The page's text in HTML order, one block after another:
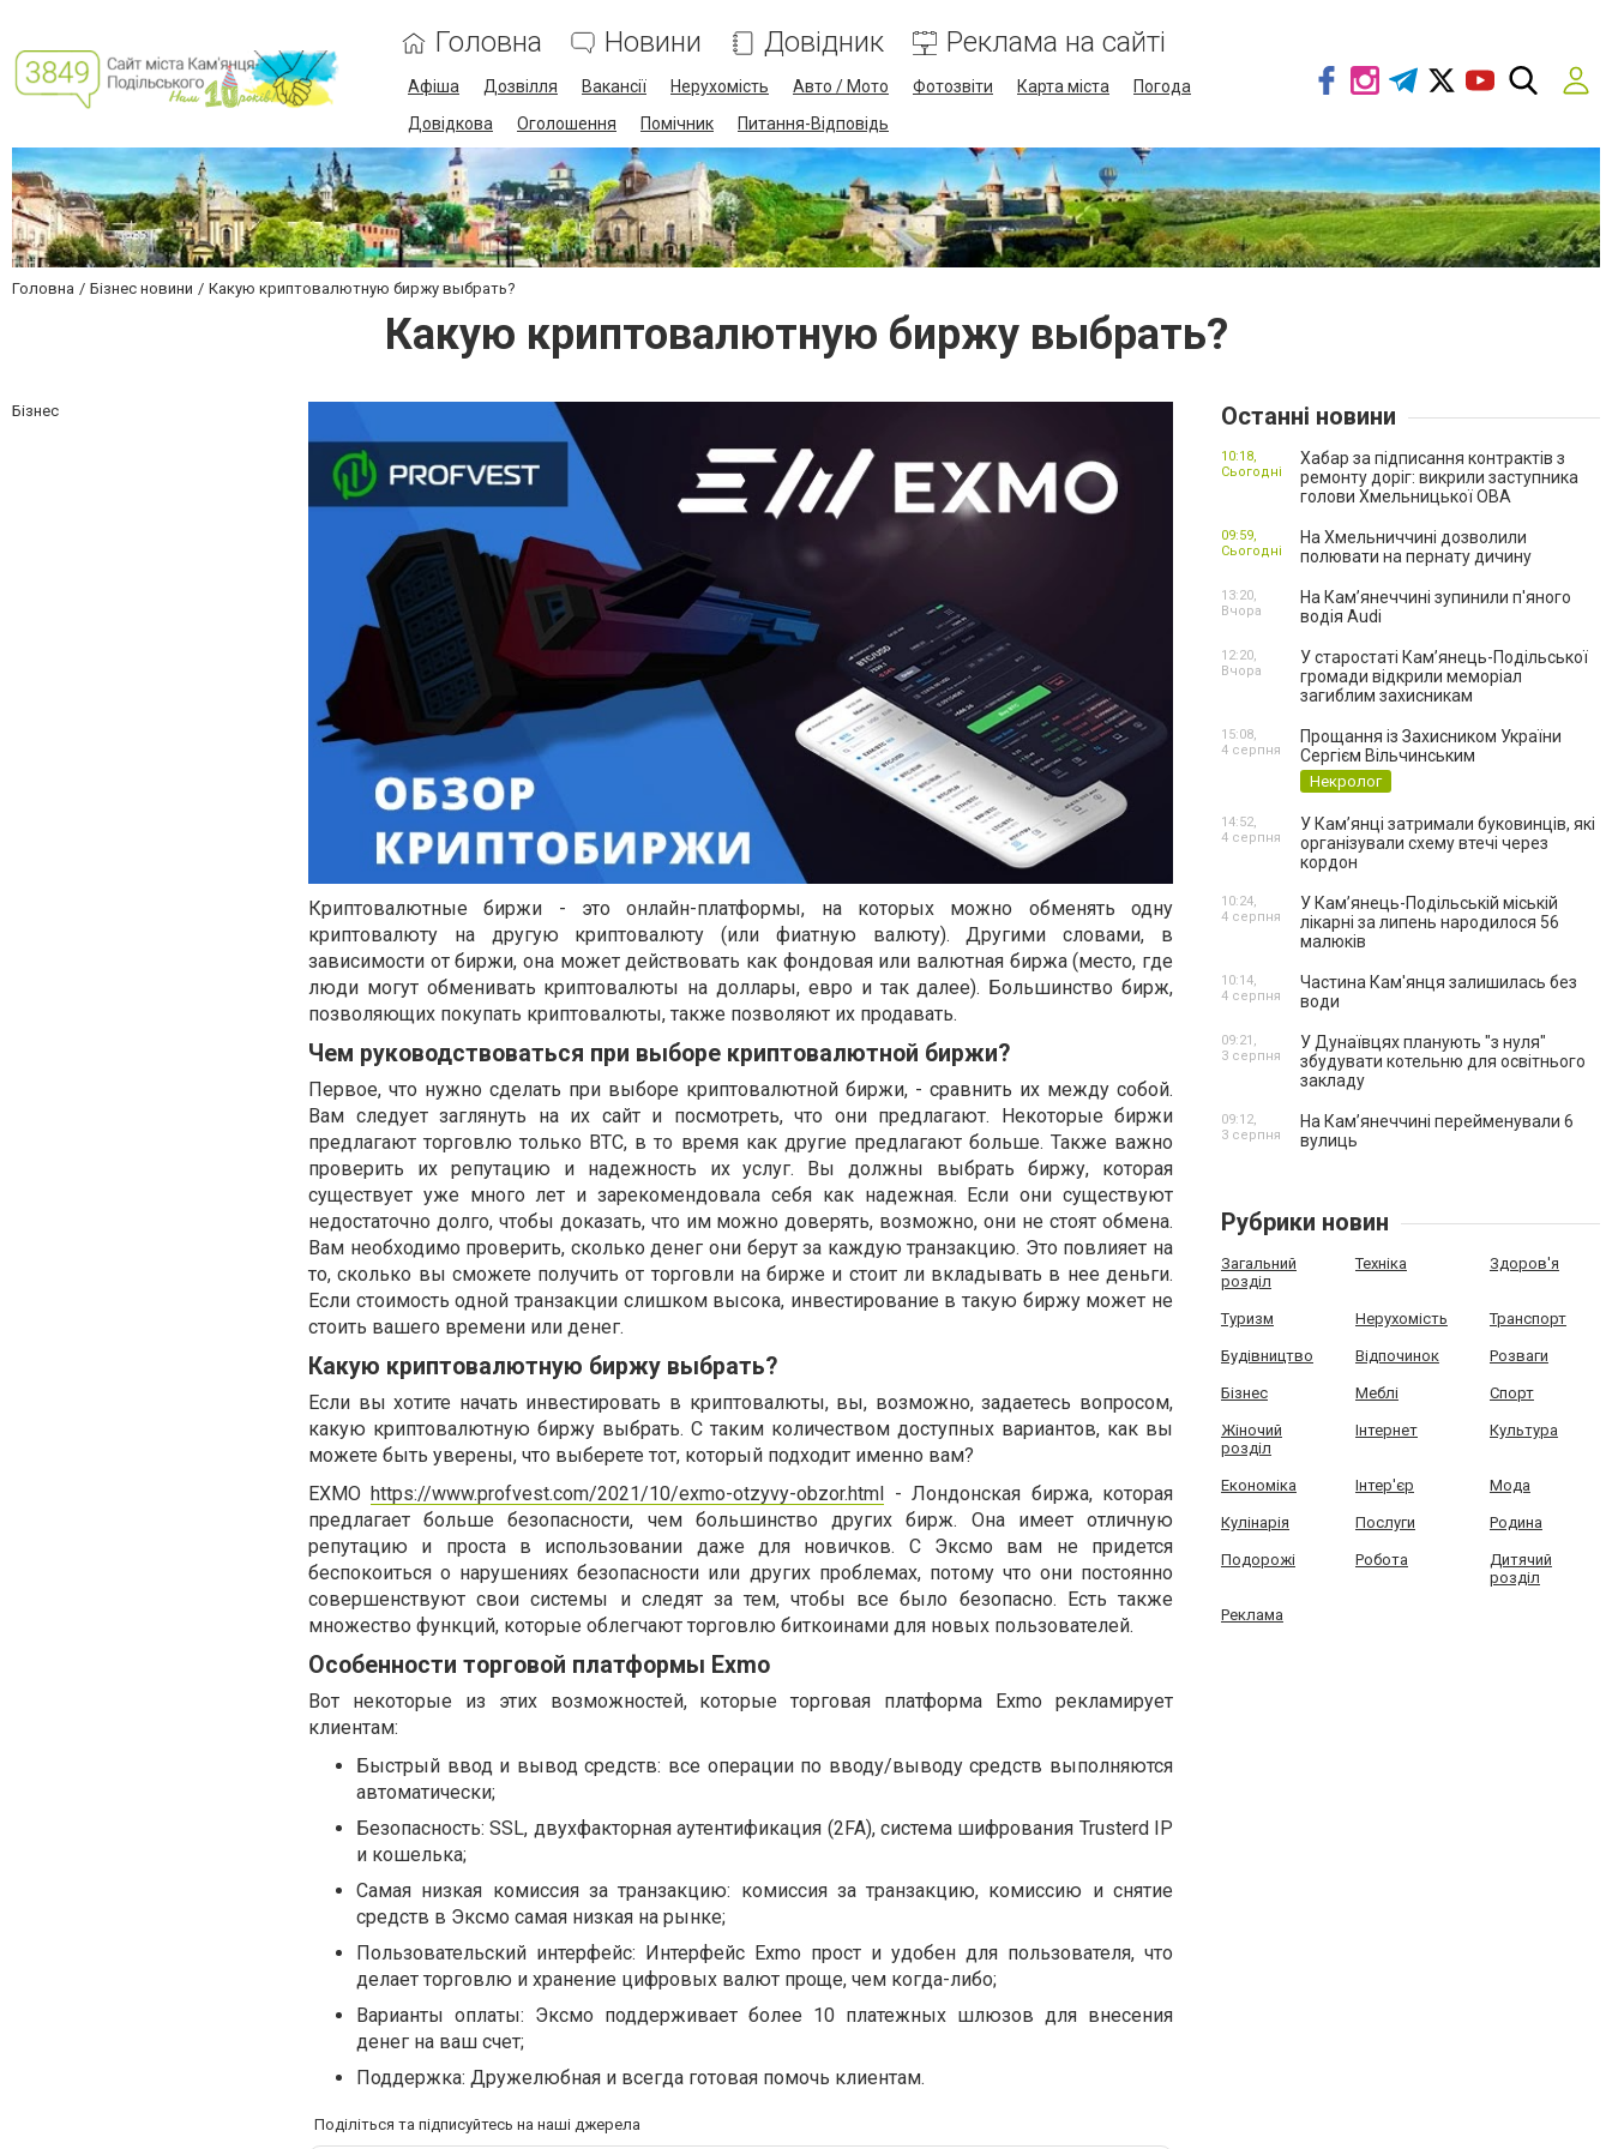
Головна Новини Довідник Реклама на сайті
Афіша Дозвілля Вакансії Нерухомість Авто / Мото Фотозвіти Карта міста
Погода
Довідкова
Оголошення Помічник Питання-Відповідь
Головна Бізнес новини Какую криптовалютную биржу выбрать?
Какую криптовалютную биржу выбрать?
Бізнес
Криптовалютные биржи - это онлайн-платформы, на которых можно обменять одну
криптовалюту на другую криптовалюту (или фиатную валюту). Другими словами, в
зависимости от биржи, она может действовать как фондовая или валютная биржа (место, где
люди могут обменивать криптовалюты на доллары, евро и так далее). Большинство бирж,
позволяющих покупать криптовалюты, также позволяют их продавать.
Чем руководствоваться при выборе криптовалютной биржи?
Первое, что нужно сделать при выборе криптовалютной биржи, - сравнить их между собой.
Вам следует заглянуть на их сайт и посмотреть, что они предлагают. Некоторые биржи
предлагают торговлю только BTC, в то время как другие предлагают больше. Также важно
проверить их репутацию и надежность их услуг. Вы должны выбрать биржу, которая
существует уже много лет и зарекомендовала себя как надежная. Если они существуют
недостаточно долго, чтобы доказать, что им можно доверять, возможно, они не стоят обмена.
Вам необходимо проверить, сколько денег они берут за каждую транзакцию. Это повлияет на
то, сколько вы сможете получить от торговли на бирже и стоит ли вкладывать в нее деньги.
Если стоимость одной транзакции слишком высока, инвестирование в такую биржу может не
стоить вашего времени или денег.
Какую криптовалютную биржу выбрать?
Если вы хотите начать инвестировать в криптовалюты, вы, возможно, задаетесь вопросом,
какую криптовалютную биржу выбрать. С таким количеством доступных вариантов, как вы
можете быть уверены, что выберете тот, который подходит именно вам?
EXMO https://www.profvest.com/2021/10/exmo-otzyvy-obzor.html
- Лондонская биржа, которая
предлагает больше безопасности, чем большинство других бирж. Она имеет отличную
репутацию и проста в использовании даже для новичков. С Эксмо вам не придется
беспокоиться о нарушениях безопасности или других проблемах, потому что они постоянно
совершенствуют свои системы и следят за тем, чтобы все было безопасно. Есть также
множество функций, которые облегчают торговлю биткоинами для новых пользователей.
Особенности торговой платформы Exmo
Вот некоторые из этих возможностей, которые торговая платформа Exmo рекламирует
клиентам:
Быстрый ввод и вывод средств: все операции по вводу/выводу средств выполняются
автоматически;
Безопасность: SSL, двухфакторная аутентификация (2FA), система шифрования Trusterd IP
и кошелька;
Самая низкая комиссия за транзакцию: комиссия за транзакцию, комиссию и снятие
средств в Эксмо самая низкая на рынке;
Пользовательский интерфейс: Интерфейс Exmo прост и удобен для пользователя, что
делает торговлю и хранение цифровых валют проще, чем когда-либо;
Варианты оплаты: Эксмо поддерживает более 10 платежных шлюзов для внесения
денег на ваш счет;
Поддержка: Дружелюбная и всегда готовая помочь клиентам.
Поділіться та підписуйтесь на наші джерела
Останні новини
Хабар за підписання контрактів з
ремонту доріг: викрили заступника
голови Хмельницької ОВА
10:18,
Сьогодні
На Хмельниччині дозволили
полювати на пернату дичину
09:59,
Сьогодні
На Камʼянеччині зупинили п'яного
водія Audi
13:20,
Вчора
У старостаті Кам’янець-Подільської
громади відкрили меморіал
загиблим захисникам
12:20,
Вчора
Прощання із Захисником України
Сергієм Вільчинським
Некролог
15:08,
4 серпня
У Кам’янці затримали буковинців, які
організували схему втечі через
кордон
14:52,
4 серпня
У Кам’янець-Подільській міській
лікарні за липень народилося 56
малюків
10:24,
4 серпня
Частина Кам'янця залишилась без
води
10:14,
4 серпня
У Дунаївцях планують "з нуля"
збудувати котельню для освітнього
закладу
09:21,
3 серпня
На Камʼянеччині перейменували 6
вулиць
09:12,
3 серпня
Рубрики новин
Загальний
розділ
Техніка Здоров'я
Туризм Нерухомість Транспорт
Будівництво Відпочинок Розваги
Бізнес Меблі Спорт
Жіночий
розділ
Інтернет Культура
Економіка Інтер'єр Мода
Кулінарія Послуги Родина
Подорожі Робота
Дитячий
розділ
Реклама